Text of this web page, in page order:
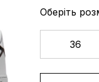
Оберіть
36